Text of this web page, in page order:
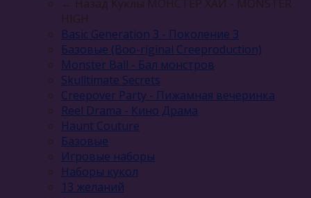
← Назад Куклы МОНСТЕР ХАЙ - MONSTER
HIGH
Basic Generation 3 - Поколение 3
Базовые (Boo-riginal Creeproduction)
Monster Ball - Бал монстров
Skulltimate Secrets
Creepover Party - Пижамная вечеринка
Reel Drama - Кино Драма
Haunt Couture
Базовые
Игровые наборы
Наборы кукол
13 желаний